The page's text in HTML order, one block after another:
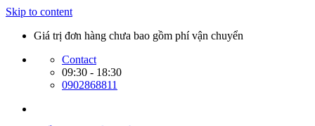
Skip to content
Giá trị đơn hàng chưa bao gồm phí vận chuyển
Contact
09:30 - 18:30
0902868811